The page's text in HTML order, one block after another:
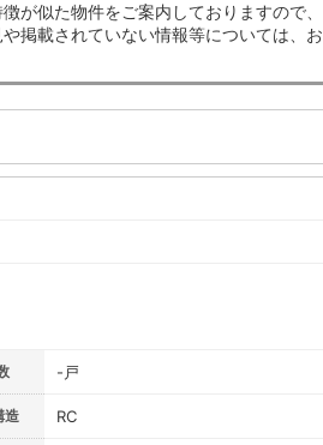
が似た物件をご案内しておりますので、
掲載されていない情報等については、お
-戸
造 RC